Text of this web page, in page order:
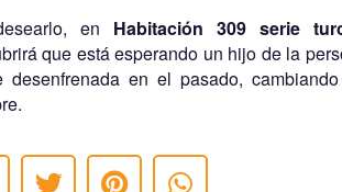
en Habitación 309 serie
que está esperando un hijo de la
desenfrenada en el pasado,